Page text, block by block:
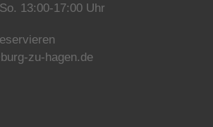
13:00-17:00 Uhr
zu-hagen.de